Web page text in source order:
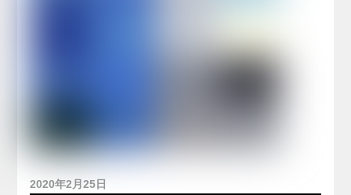
2020年2月25日